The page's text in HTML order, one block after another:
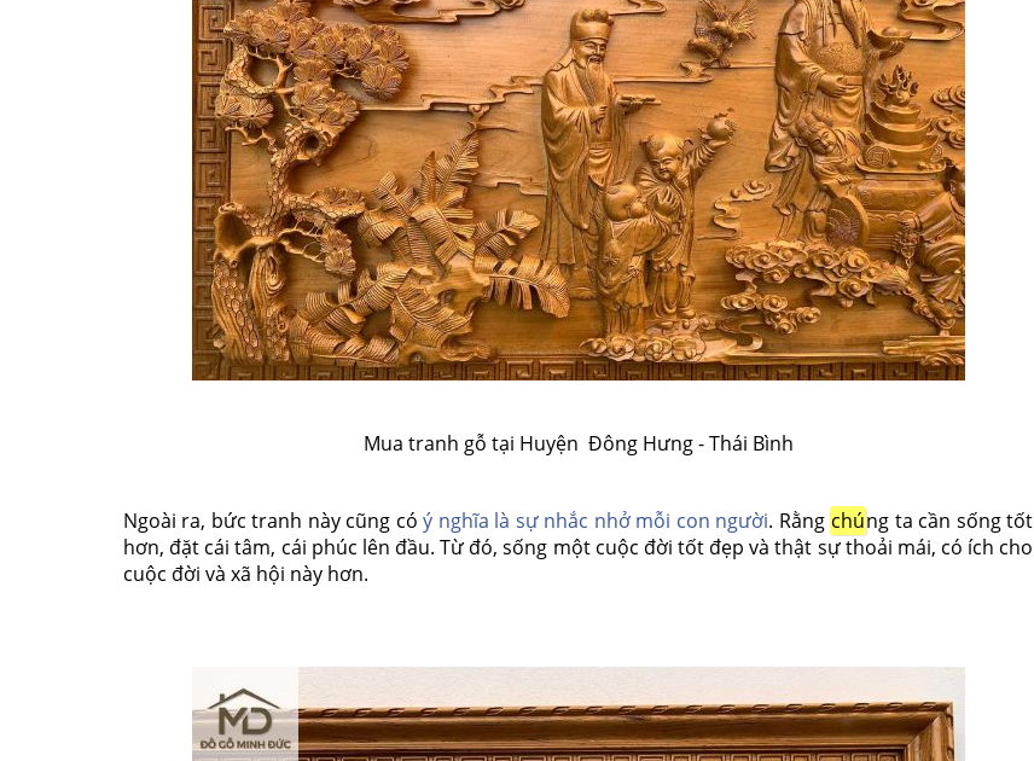
Mua tranh gỗ tại Huyện Đông Hưng - Thái Bình
Ngoài ra, bức tranh này cũng cóý nghĩa là sự nhắc nhở mỗi con người. Rằng chúng ta cần sống tốt
hơn, đặt cái tâm, cái phúc lên đầu. Từ đó, sống một cuộc đời tốt đẹp và thật sự thoải mái, có ích cho
cuộc đời và xã hội này hơn.